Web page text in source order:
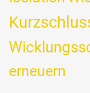
erneuern